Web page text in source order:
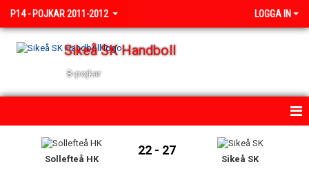
P14 - POJKAR 2011-2012 LOGGA IN
Sikeå SK Handboll
B-pojkar
Sollefteå HK
22 - 27
Sikeå SK